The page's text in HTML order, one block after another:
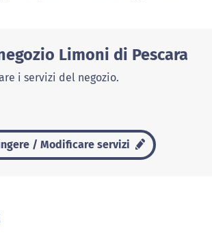
Limoni di Pescara
i servizi del negozio.
/ Modificare servizi